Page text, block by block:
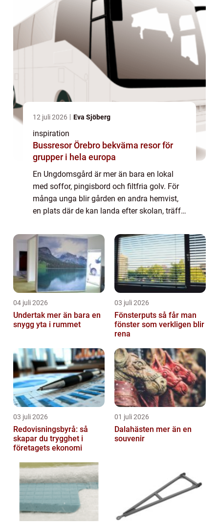
12 juli 2026 Eva Sjöberg
inspiration
Bussresor Örebro bekväma resor för
grupper i hela europa
En Ungdomsgård är mer än bara en lokal
med soffor, pingisbord och filtfria golv. För
många unga blir gården en andra hemvist,
en plats där de kan landa efter skolan, träffa
utan krav. I en tid där mycket a...
04 juli 2026
Undertak mer än bara en
snygg yta i rummet
03 juli 2026
Fönsterputs så får man
fönster som verkligen blir
rena
03 juli 2026
Redovisningsbyrå: så
skapar du trygghet i
företagets ekonomi
01 juli 2026
Dalahästen mer än en
souvenir